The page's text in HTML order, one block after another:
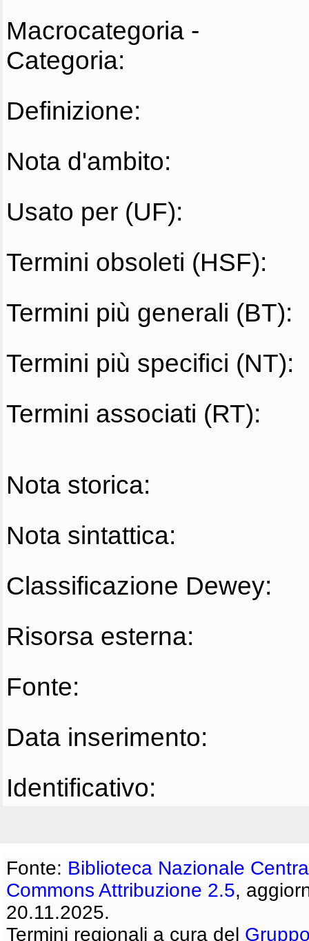
Macrocategoria -
Categoria:
Definizione:
Nota d'ambito:
Usato per (UF):
Termini obsoleti (HSF):
Termini più generali (BT):
Termini più specifici (NT):
Termini associati (RT):
Nota storica:
Nota sintattica:
Classificazione Dewey:
Risorsa esterna:
Fonte:
Data inserimento:
Identificativo:
Fonte: Biblioteca Nazionale
Commons Attribuzione 2.5,
20.11.2025.
Termini regionali a cura del